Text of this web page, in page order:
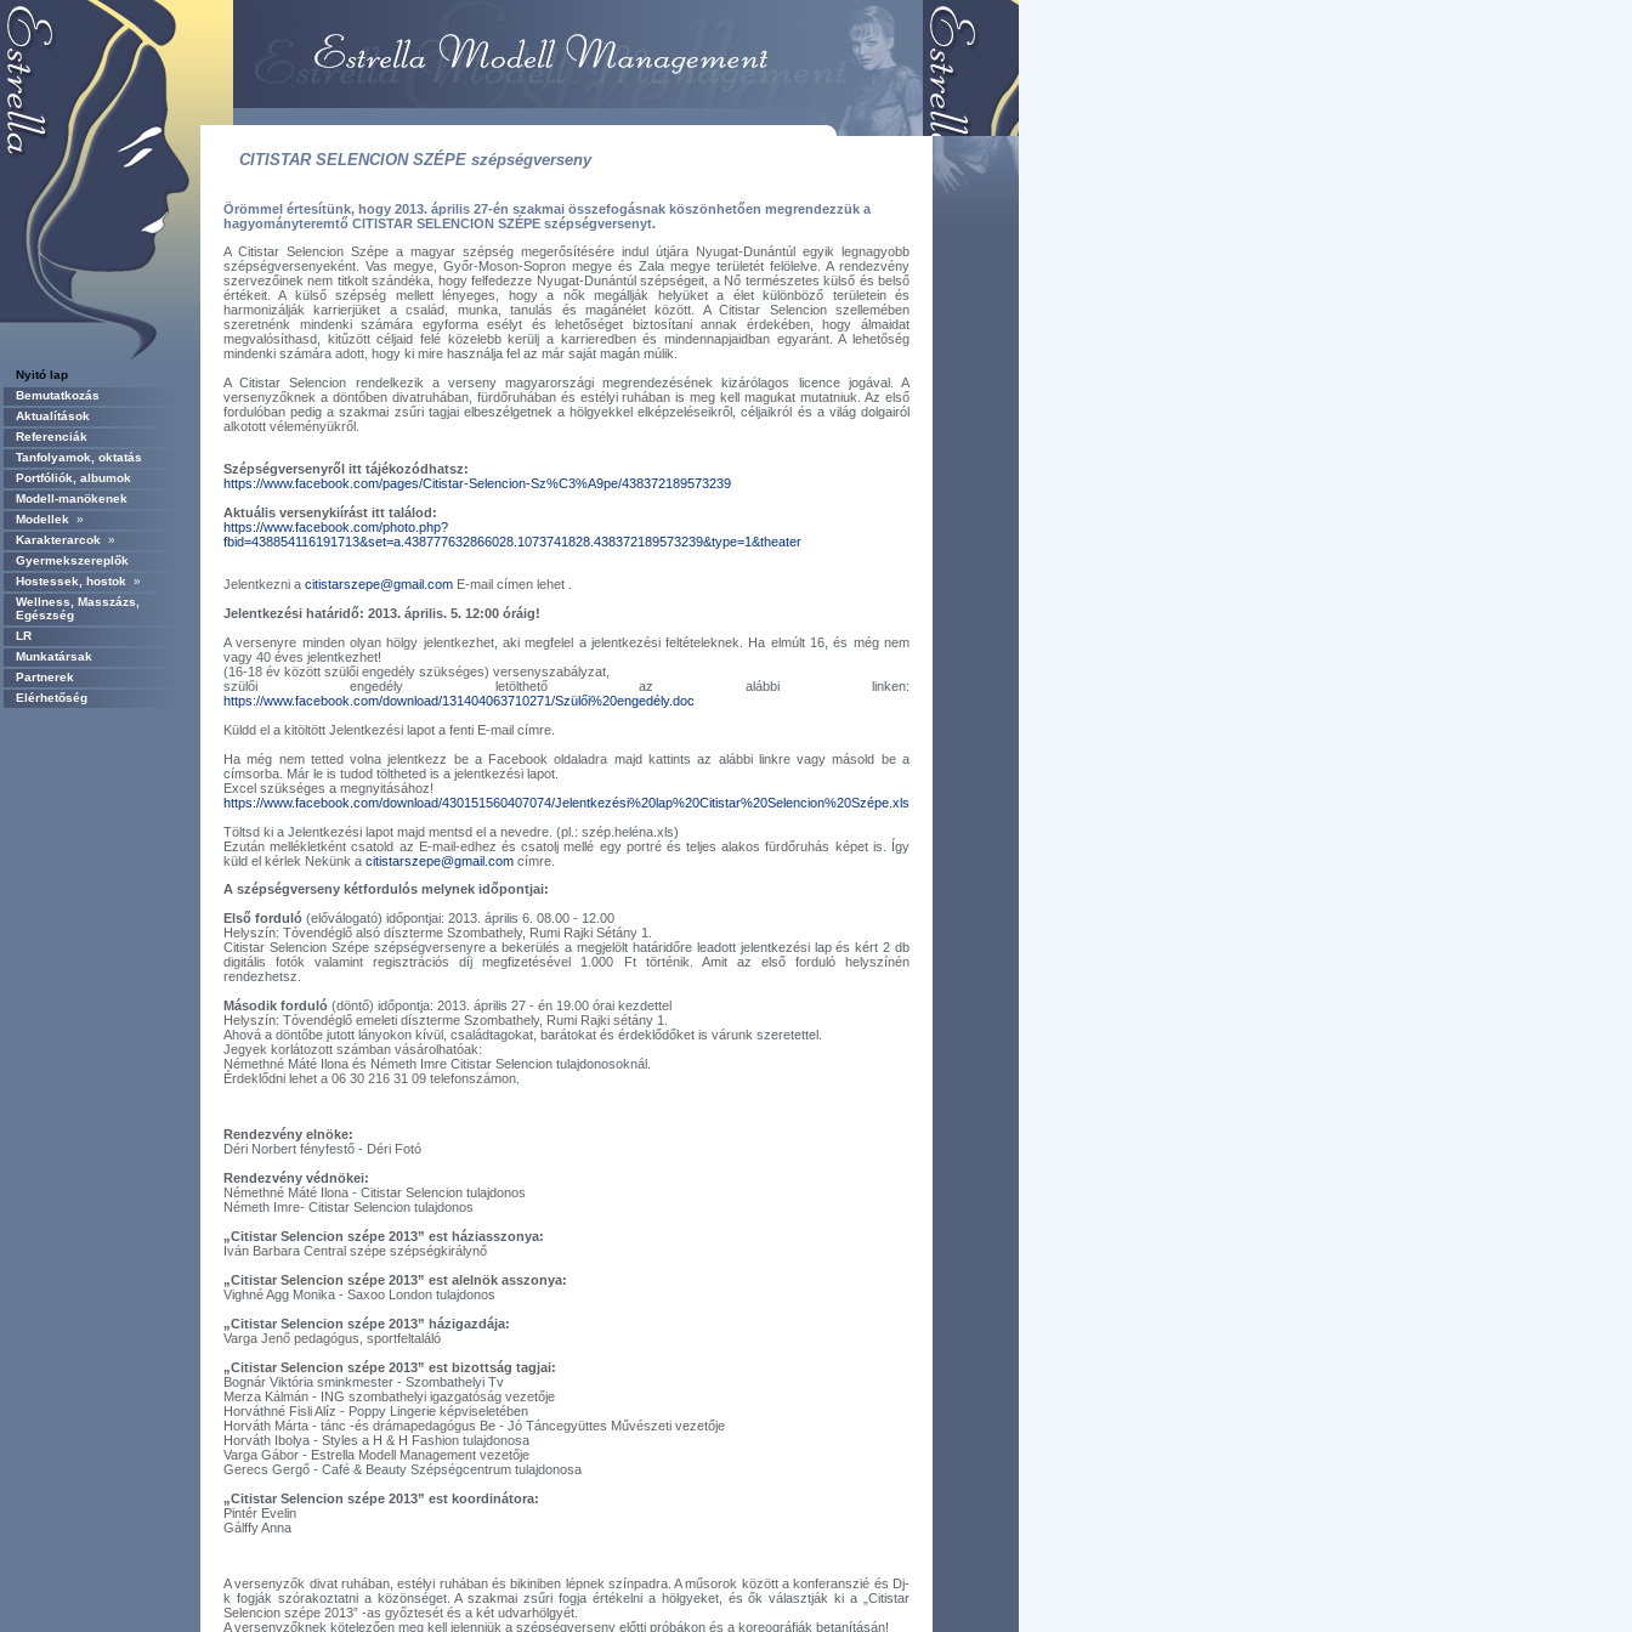
Nyitó lap
Bemutatkozás
Aktualítások
Referenciák
Tanfolyamok, oktatás
Portfóliók, albumok
Modell-manökenek
Modellek »
Karakterarcok »
Gyermekszereplők
Hostessek, hostok »
Wellness, Masszázs,
Egészség
LR
Munkatársak
Partnerek
Elérhetőség
CITISTAR SELENCION SZÉPE szépségverseny
Örömmel értesítünk, hogy 2013. április 27-én szakmai összefogásnak köszönhetően megrendezzük a
hagyományteremtő CITISTAR SELENCION SZÉPE szépségversenyt.
A Citistar Selencion Szépe a magyar szépség megerősítésére indul útjára Nyugat-Dunántúl egyik legnagyobb
szépségversenyeként. Vas megye, Győr-Moson-Sopron megye és Zala megye területét felölelve. A rendezvény
szervezőinek nem titkolt szándéka, hogy felfedezze Nyugat-Dunántúl szépségeit, a Nő természetes külső és belső
értékeit. A külső szépség mellett lényeges, hogy a nők megállják helyüket a élet különböző területein és
harmonizálják karrierjüket a család, munka, tanulás és magánélet között. A Citistar Selencion szellemében
szeretnénk mindenki számára egyforma esélyt és lehetőséget biztosítani annak érdekében, hogy álmaidat
megvalósíthasd, kitűzött céljaid felé közelebb kerülj a karrieredben és mindennapjaidban egyaránt. A lehetőség
mindenki számára adott, hogy ki mire használja fel az már saját magán múlik.
A Citistar Selencion rendelkezik a verseny magyarországi megrendezésének kizárólagos licence jogával. A
versenyzőknek a döntőben divatruhában, fürdőruhában és estélyi ruhában is meg kell magukat mutatniuk. Az első
fordulóban pedig a szakmai zsűri tagjai elbeszélgetnek a hölgyekkel elképzeléseikről, céljaikról és a világ dolgairól
alkotott véleményükről.
Szépségversenyről itt tájékozódhatsz:
https://www.facebook.com/pages/Citistar-Selencion-Sz%C3%A9pe/438372189573239
Aktuális versenykiírást itt találod:
https://www.facebook.com/photo.php?
fbid=438854116191713&set=a.438777632866028.1073741828.438372189573239&type=1&theater
Jelentkezni a citistarszepe@gmail.com E-mail címen lehet .
Jelentkezési határidő: 2013. április. 5. 12:00 óráig!
A versenyre minden olyan hölgy jelentkezhet, aki megfelel a jelentkezési feltételeknek. Ha elmúlt 16, és még nem
vagy 40 éves jelentkezhet!
(16-18 év között szülői engedély szükséges) versenyszabályzat,
szülői engedély letölthető az alábbi linken:
https://www.facebook.com/download/131404063710271/Szülői%20engedély.doc
Küldd el a kitöltött Jelentkezési lapot a fenti E-mail címre.
Ha még nem tetted volna jelentkezz be a Facebook oldaladra majd kattints az alábbi linkre vagy másold be a
címsorba. Már le is tudod töltheted is a jelentkezési lapot.
Excel szükséges a megnyitásához!
https://www.facebook.com/download/430151560407074/Jelentkezési%20lap%20Citistar%20Selencion%20Szépe.xls
Töltsd ki a Jelentkezési lapot majd mentsd el a nevedre. (pl.: szép.heléna.xls)
Ezután mellékletként csatold az E-mail-edhez és csatolj mellé egy portré és teljes alakos fürdőruhás képet is. Így
küld el kérlek Nekünk a citistarszepe@gmail.com címre.
A szépségverseny kétfordulós melynek időpontjai:
Első forduló (előválogató) időpontjai: 2013. április 6. 08.00 - 12.00
Helyszín: Tóvendéglő alsó díszterme Szombathely, Rumi Rajki Sétány 1.
Citistar Selencion Szépe szépségversenyre a bekerülés a megjelölt határidőre leadott jelentkezési lap és kért 2 db
digitális fotók valamint regisztrációs díj megfizetésével 1.000 Ft történik. Amit az első forduló helyszínén
rendezhetsz.
Második forduló (döntő) időpontja: 2013. április 27 - én 19.00 órai kezdettel
Helyszín: Tóvendéglő emeleti díszterme Szombathely, Rumi Rajki sétány 1.
Ahová a döntőbe jutott lányokon kívül, családtagokat, barátokat és érdeklődőket is várunk szeretettel.
Jegyek korlátozott számban vásárolhatóak:
Némethné Máté Ilona és Németh Imre Citistar Selencion tulajdonosoknál.
Érdeklődni lehet a 06 30 216 31 09 telefonszámon.
Rendezvény elnöke:
Déri Norbert fényfestő - Déri Fotó
Rendezvény védnökei:
Némethné Máté Ilona - Citistar Selencion tulajdonos
Németh Imre- Citistar Selencion tulajdonos
„Citistar Selencion szépe 2013” est háziasszonya:
Iván Barbara Central szépe szépségkirálynő
„Citistar Selencion szépe 2013” est alelnök asszonya:
Vighné Agg Monika - Saxoo London tulajdonos
„Citistar Selencion szépe 2013” házigazdája:
Varga Jenő pedagógus, sportfeltaláló
„Citistar Selencion szépe 2013” est bizottság tagjai:
Bognár Viktória sminkmester - Szombathelyi Tv
Merza Kálmán - ING szombathelyi igazgatóság vezetője
Horváthné Fisli Alíz - Poppy Lingerie képviseletében
Horváth Márta - tánc -és drámapedagógus Be - Jó Táncegyüttes Művészeti vezetője
Horváth Ibolya - Styles a H & H Fashion tulajdonosa
Varga Gábor - Estrella Modell Management vezetője
Gerecs Gergő - Café & Beauty Szépségcentrum tulajdonosa
„Citistar Selencion szépe 2013” est koordinátora:
Pintér Evelin
Gálffy Anna
A versenyzők divat ruhában, estélyi ruhában és bikiniben lépnek színpadra. A műsorok között a konferanszié és Dj-
k fogják szórakoztatni a közönséget. A szakmai zsűri fogja értékelni a hölgyeket, és ők választják ki a „Citistar
Selencion szépe 2013” -as győztesét és a két udvarhölgyét.
A versenyzőknek kötelezően meg kell jelenniük a szépségverseny előtti próbákon és a koreográfiák betanításán!